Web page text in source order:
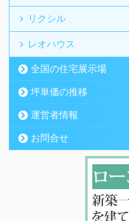
リクシル
レオハウス
全国の住宅展示場
坪単価の推移
運営者情報
お問合せ